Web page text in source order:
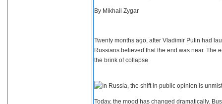
By Mikhail Zygar
Twenty months ago, after Vladimir Putin had
Russians believed that the end was near. The
the brink of collapse
Today, the mood has changed dramatically.